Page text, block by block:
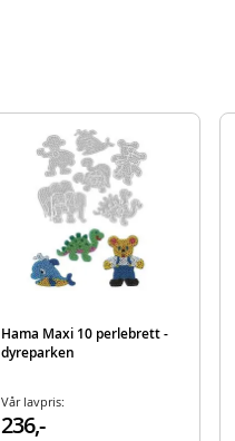
Hama Maxi 10 perlebrett -
dyreparken
Vår lavpris:
236,-